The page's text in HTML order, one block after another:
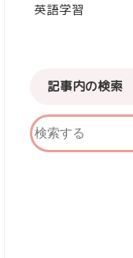
英語学習
記事内の検索